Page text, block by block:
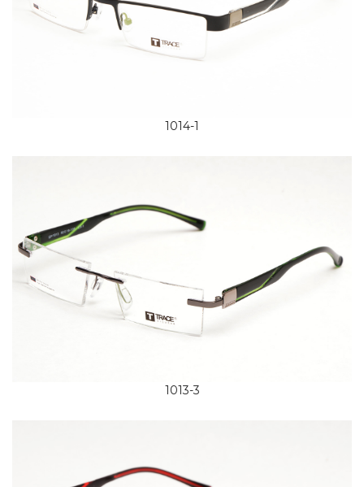
1014-1
1013-3